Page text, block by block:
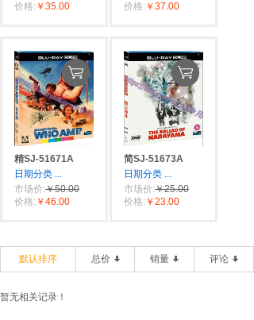
价格: ￥35.00
价格: ￥37.00
精SJ-51671A
日期分类 ...
市场价:￥50.00
价格: ￥46.00
简SJ-51673A
日期分类 ...
市场价:￥25.00
价格: ￥23.00
默认排序 总价 销量 评论
暂无相关记录！